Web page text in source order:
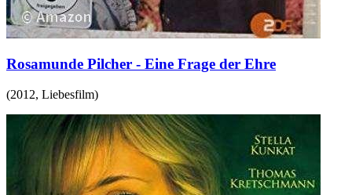
Rosamunde Pilcher - Eine Frage der Ehre
(2012, Liebesfilm)